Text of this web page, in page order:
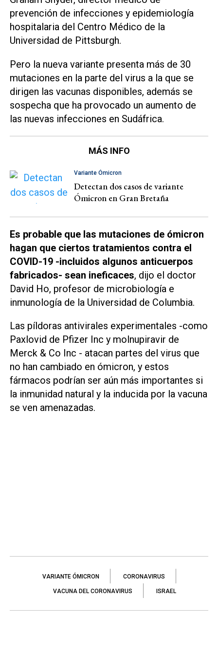
prevención de infecciones y epidemiología
hospitalaria del Centro Médico de la
Universidad de Pittsburgh.
Pero la nueva variante presenta más de 30
mutaciones en la parte del virus a la que se
dirigen las vacunas disponibles, además se
sospecha que ha provocado un aumento de
las nuevas infecciones en Sudáfrica.
MÁS INFO
Variante Ómicron
Detectan dos casos de variante
Ómicron en Gran Bretaña
Es probable que las mutaciones de ómicron
hagan que ciertos tratamientos contra el
COVID-19 -incluidos algunos anticuerpos
fabricados- sean ineficaces, dijo el doctor
David Ho, profesor de microbiología e
inmunología de la Universidad de Columbia.
Las píldoras antivirales experimentales -como
Paxlovid de Pfizer Inc y molnupiravir de
Merck & Co Inc - atacan partes del virus que
no han cambiado en ómicron, y estos
fármacos podrían ser aún más importantes si
la inmunidad natural y la inducida por la vacuna
se ven amenazadas.
VARIANTE ÓMICRON CORONAVIRUS
VACUNA DEL CORONAVIRUS ISRAEL